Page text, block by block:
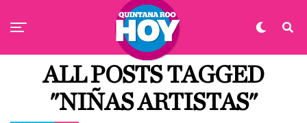
ALL POSTS TAGGED
"NIÑAS ARTISTAS"